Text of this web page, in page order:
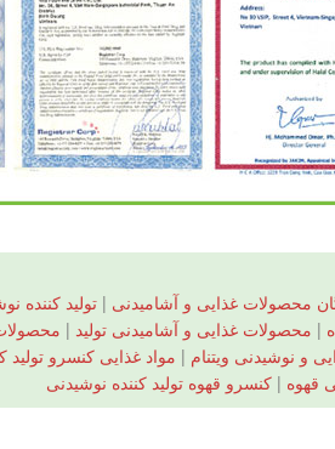
محصولات غذایی و آشامیدنی | تولید کننده
| محصولات غذایی و آشامیدنی تولید |
و نوشیدنی ویتنام | مواد غذایی کنسرو تولید
قهوه | کنسرو قهوه تولید کننده نوشیدنی